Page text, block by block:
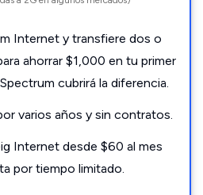
Internet y transfiere dos o
ahorrar $1,000 en tu primer
cubrirá la diferencia.
varios años y sin contratos.
Internet desde $60 al mes
por tiempo limitado.